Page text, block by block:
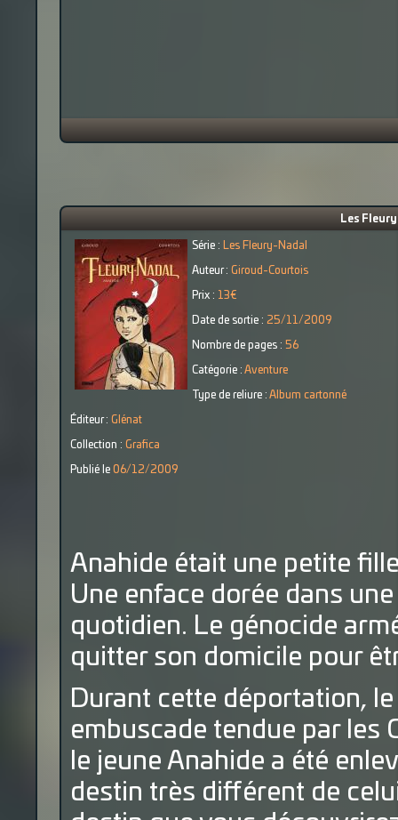
Les
Série : Les Fleury-Nadal
Auteur : Giroud-Courtois
Prix : 13€
Date de sortie : 25/11/2009
Nombre de pages : 56
Catégorie : Aventure
Type de reliure : Album cartonné
Éditeur : Glénat
Collection : Grafica
Publié le 06/12/2009
Anahide était une petite
Une enface dorée dans
quotidien. Le génocide
quitter son domicile pour
Durant cette déportation,
embuscade tendue par les
le jeune Anahide a été
destin très différent de